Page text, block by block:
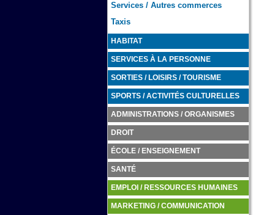
Services / Autres commerces
Taxis
HABITAT
SERVICES À LA PERSONNE
SORTIES / LOISIRS / TOURISME
SPORTS / ACTIVITÉS CULTURELLES
ADMINISTRATIONS / ORGANISMES
DROIT
ÉCOLE / ENSEIGNEMENT
SANTÉ
EMPLOI / RESSOURCES HUMAINES
MARKETING / COMMUNICATION